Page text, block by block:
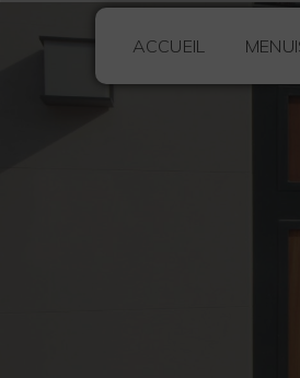
ACCUEIL
Panneau de gestion des cookies